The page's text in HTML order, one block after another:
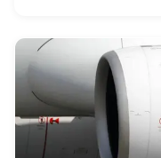
900, 1000, XWB и